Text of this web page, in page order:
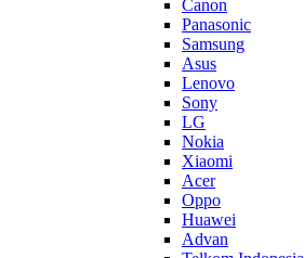
Canon
Panasonic
Samsung
Asus
Lenovo
Sony
LG
Nokia
Xiaomi
Acer
Oppo
Huawei
Advan